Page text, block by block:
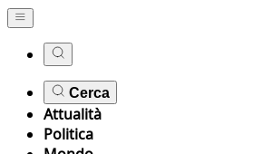
Cerca
Attualità
Politica